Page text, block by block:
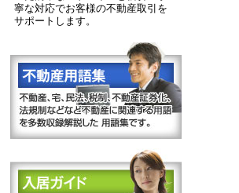
寧な対応でお客様の不動産取引を
サポートします。